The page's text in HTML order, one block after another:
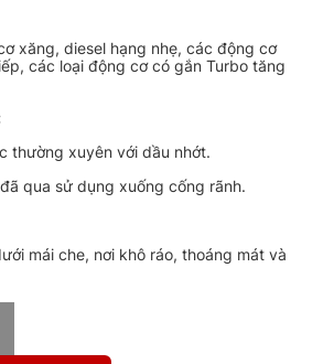
xăng, diesel hạng nhẹ, các động cơ
các loại động cơ có gắn Turbo tăng
thường xuyên với dầu nhớt.
qua sử dụng xuống cống rãnh.
mái che, nơi khô ráo, thoáng mát và